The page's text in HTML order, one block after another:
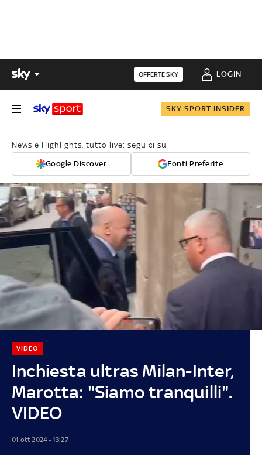
OFFERTE SKY LOGIN
SKY SPORT INSIDER
News e Highlights, tutto live: seguici su
Google Discover Fonti Preferite
Inchiesta ultras Milan-Inter,
Marotta: "Siamo tranquilli".
VIDEO
VIDEO
01 ott 2024 - 13:27